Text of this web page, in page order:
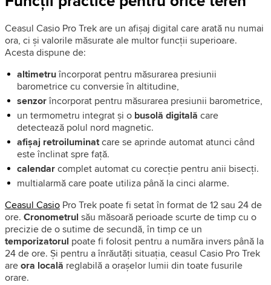
Ceasul Casio Pro Trek are un afișaj digital care arată nu numai
ora, ci și valorile măsurate ale multor funcții superioare.
Acesta dispune de:
altimetruîncorporat pentru măsurarea presiunii
barometrice cu conversie în altitudine,
senzorîncorporat pentru măsurarea presiunii barometrice,
un termometru integrat și o busolă digitală care
detectează polul nord magnetic.
afișaj retroiluminatcare se aprinde automat atunci când
este înclinat spre față.
calendarcomplet automat cu corecție pentru anii bisecți.
multialarmă care poate utiliza până la cinci alarme.
Ceasul Casio Pro Trek poate fi setat în format de 12 sau 24 de
ore. Cronometrul său măsoară perioade scurte de timp cu o
precizie de o sutime de secundă, în timp ce un
temporizatorul poate fi folosit pentru a număra invers până la
24 de ore. Și pentru a înrăutăți situația, ceasul Casio Pro Trek
areora locală reglabilă a orașelor lumii din toate fusurile
orare.